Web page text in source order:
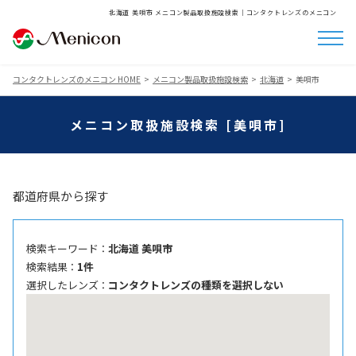
北海道 美唄市 メニコン製品取扱施設検索│コンタクトレンズのメニコン
コンタクトレンズのメニコン HOME メニコン製品取扱施設検索 北海道 美唄市
メニコン取扱施設検索 [美唄市]
都道府県から探す
検索キーワード ： 北海道 美唄市
検索結果 ： 1件
選択したレンズ ： コンタクトレンズの種類を選択しない